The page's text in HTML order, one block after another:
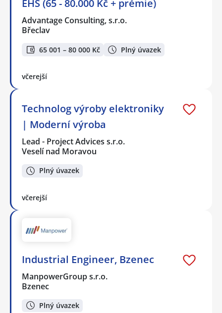
EHS (65 - 80.000 Kč + prémie)
Advantage Consulting, s.r.o.
Břeclav
65 001 – 80 000 Kč Plný úvazek
včerejší
Technolog výroby elektroniky
| Moderní výroba
Lead - Project Advices s.r.o.
Veselí nad Moravou
Plný úvazek
včerejší
Industrial Engineer, Bzenec
ManpowerGroup s.r.o.
Bzenec
Plný úvazek